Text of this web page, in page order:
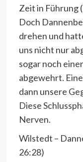
Zeit in Führung
Doch
drehen und
uns nicht nur
sogar noch
abgewehrt.
dann unsere
Diese
Nerven.
Wilstedt –
26:28)